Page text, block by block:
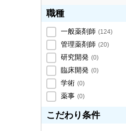
職種
一般薬剤師 (124)
管理薬剤師 (20)
研究開発 (0)
臨床開発 (0)
学術 (0)
薬事 (0)
こだわり条件